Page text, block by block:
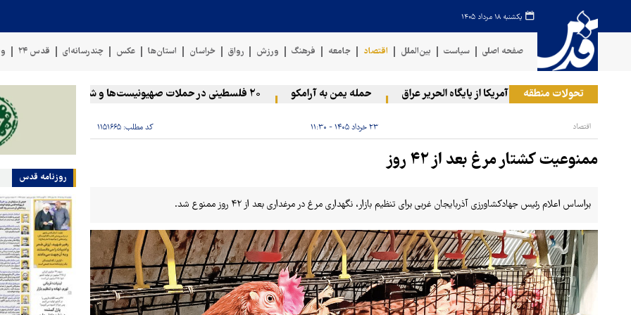
یکشنبه ۱۸ مرداد ۱۴۰۵
صفحه اصلی سیاست بین‌الملل اقتصاد جامعه فرهنگ ورزش رواق خراسان استان‌ها عکس چندرسانه‌ای قدس ۲۴
تحولات منطقه
خروج گام‌به‌گام آمریکا از پایگاه الحریر عراق حمله یمن به آرامکو ۲۰ فلسطینی در حملات صهیونیست‌ها و شهرک‌نشینان در کرانه باختری زخمی شدند
اقتصاد ۲۳ خرداد ۱۴۰۵ - ۱۱:۳۰ کد مطلب: ۱۱۵۱۶۶۵
ممنوعیت کشتار مرغ بعد از ۴۲ روز
براساس اعلام رئیس جهادکشاورزی آذربایجان غربی برای تنظیم بازار، نگهداری مرغ در مرغداری بعد از ۴۲ روز ممنوع شد.
روزنامه قدس